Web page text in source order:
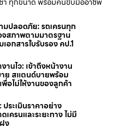
มปลอดภัย: รถเครนทุก
สภาพตามมาตรฐาน
อกสารใบรับรอง คป.1
านไว: เข้าถึงหน้างาน
ย สแตนด์บายพร้อม
อไม่ให้งานของลูกค้า
ระเมินราคาอย่าง
เครนและระยะทาง ไม่มี
ง